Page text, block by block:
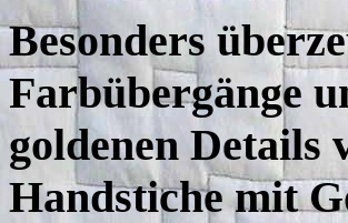
Besonders
Farbübergänge
goldenen Details
Handstiche mit